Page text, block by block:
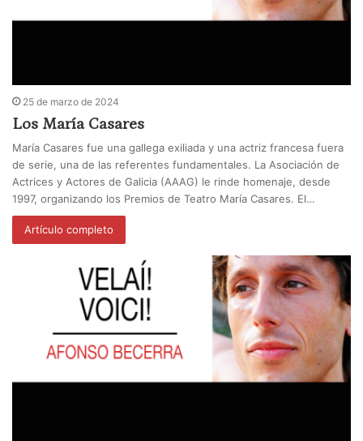
25 de marzo de 2024
Los María Casares
María Casares fue una gallega exiliada y una actriz francesa fuera
de serie, una de las referentes fundamentales. La Asociación de
Actrices y Actores de Galicia (AAAG) le rinde homenaje, desde
1997, organizando los Premios de Teatro María Casares. El…
Artículo completo